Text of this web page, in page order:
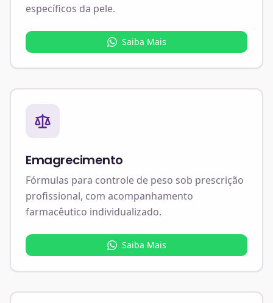
específicos da pele.
Saiba Mais
Emagrecimento
Fórmulas para controle de peso sob prescrição
profissional, com acompanhamento
farmacêutico individualizado.
Saiba Mais